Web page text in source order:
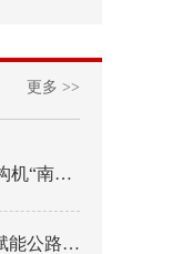
更多 >>
常熟下线
路养护